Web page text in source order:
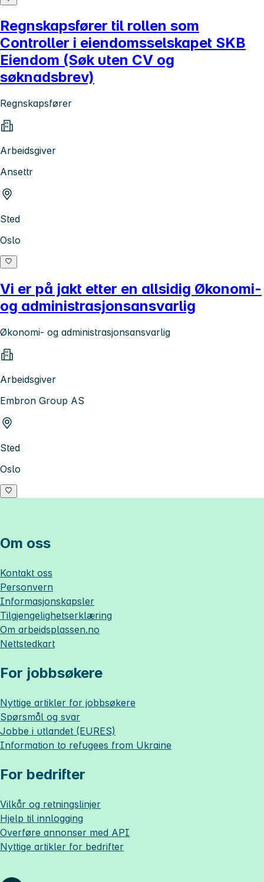
Regnskapsfører til rollen som
Controller i eiendomsselskapet SKB
Eiendom (Søk uten CV og
søknadsbrev)
Regnskapsfører
Arbeidsgiver
Ansettr
Sted
Oslo
Vi er på jakt etter en allsidig Økonomi-
og administrasjonsansvarlig
Økonomi- og administrasjonsansvarlig
Arbeidsgiver
Embron Group AS
Sted
Oslo
Om oss
Kontakt oss
Personvern
Informasjonskapsler
Tilgjengelighetserklæring
Om arbeidsplassen.no
Nettstedkart
For jobbsøkere
Nyttige artikler for jobbsøkere
Spørsmål og svar
Jobbe i utlandet (EURES)
Information to refugees from Ukraine
For bedrifter
Vilkår og retningslinjer
Hjelp til innlogging
Overføre annonser med API
Nyttige artikler for bedrifter